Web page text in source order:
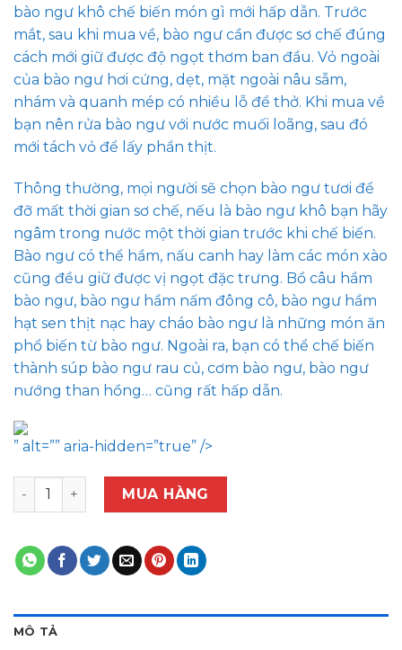
bào ngư khô chế biến món gì mới hấp dẫn. Trước
mắt, sau khi mua về, bào ngư cần được sơ chế đúng
cách mới giữ được độ ngọt thơm ban đầu. Vỏ ngoài
của bào ngư hơi cứng, dẹt, mặt ngoài nâu sẫm,
nhám và quanh mép có nhiều lỗ để thở. Khi mua về
bạn nên rửa bào ngư với nước muối loãng, sau đó
mới tách vỏ để lấy phần thịt.
Thông thường, mọi người sẽ chọn bào ngư tươi để
đỡ mất thời gian sơ chế, nếu là bào ngư khô bạn hãy
ngâm trong nước một thời gian trước khi chế biến.
Bào ngư có thể hầm, nấu canh hay làm các món xào
cũng đều giữ được vị ngọt đặc trưng. Bồ câu hầm
bào ngư, bào ngư hầm nấm đông cô, bào ngư hầm
hạt sen thịt nạc hay cháo bào ngư là những món ăn
phổ biến từ bào ngư. Ngoài ra, bạn có thể chế biến
thành súp bào ngư rau củ, cơm bào ngư, bào ngư
nướng than hồng… cũng rất hấp dẫn.
” alt=”” aria-hidden=”true” />
Bào Ngư (20 con / KG) số lượng
MUA HÀNG
MÔ TẢ